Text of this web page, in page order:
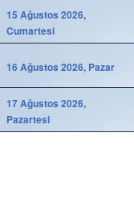
15 Ağustos 2026,
Cumartesi
16 Ağustos 2026, Pazar
17 Ağustos 2026,
Pazartesi